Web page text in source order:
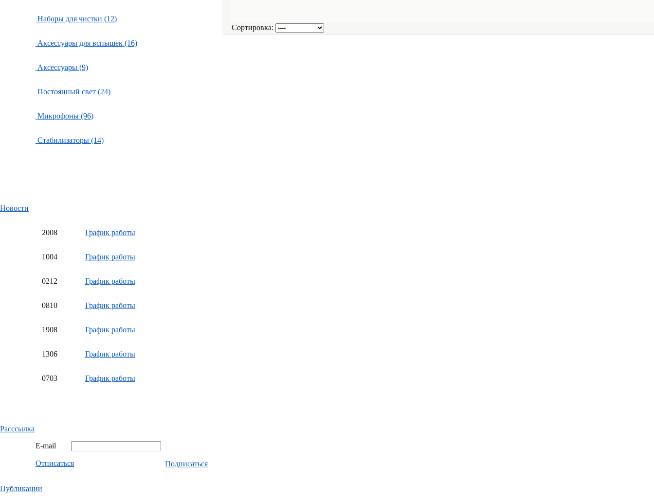
Наборы для чистки (12)
Аксессуары для вспышек (16)
Аксессуары (9)
Постоянный свет (24)
Микрофоны (96)
Стабилизаторы (14)
Новости
2008 График работы
1004 График работы
0212 График работы
0810 График работы
1908 График работы
1306 График работы
0703 График работы
Расссылка
E-mail
Отписаться Подписаться
Публикации
Сортировка: